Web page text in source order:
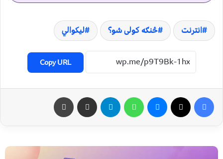
انترنت څنګه کولی شو؟ لیکوالي
Copy URL